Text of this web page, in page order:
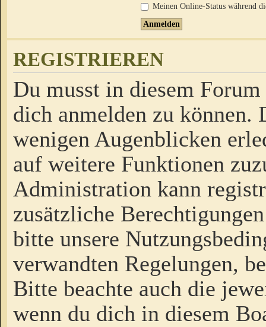
Meinen Online-Status während
REGISTRIEREN
Du musst in diesem
dich anmelden zu
wenigen Augenblicken
auf weitere Funktionen
Administration kann
zusätzliche
bitte unsere
verwandten Regelungen,
Bitte beachte auch die
wenn du dich in diesem